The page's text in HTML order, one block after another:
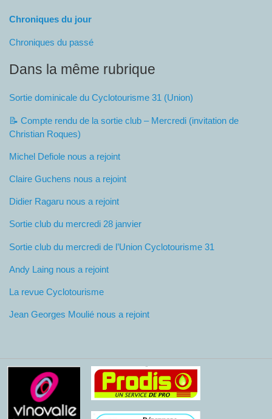
Chroniques du jour
Chroniques du passé
Dans la même rubrique
Sortie dominicale du Cyclotourisme 31 (Union)
📝 Compte rendu de la sortie club – Mercredi (invitation de
Christian Roques)
Michel Defiole nous a rejoint
Claire Guchens nous a rejoint
Didier Ragaru nous a rejoint
Sortie club du mercredi 28 janvier
Sortie club du mercredi de l’Union Cyclotourisme 31
Andy Laing nous a rejoint
La revue Cyclotourisme
Jean Georges Moulié nous a rejoint